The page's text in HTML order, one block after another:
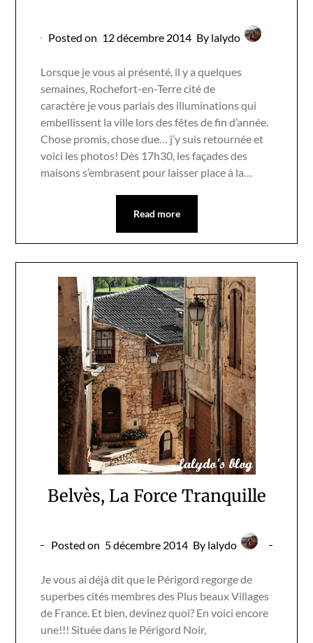
Posted on 12 décembre 2014 By lalydo
Lorsque je vous ai présenté, il y a quelques
semaines, Rochefort-en-Terre cité de
caractère je vous parlais des illuminations qui
embellissent la ville lors des fêtes de fin d’année.
Chose promis, chose due… j’y suis retournée et
voici les photos! Dès 17h30, les façades des
maisons s’embrasent pour laisser place à la…
Read more
Belvès, La Force Tranquille
Posted on 5 décembre 2014 By lalydo
Je vous ai déjà dit que le Périgord regorge de
superbes cités membres des Plus beaux Villages
de France. Et bien, devinez quoi? En voici encore
une!!! Située dans le Périgord Noir,